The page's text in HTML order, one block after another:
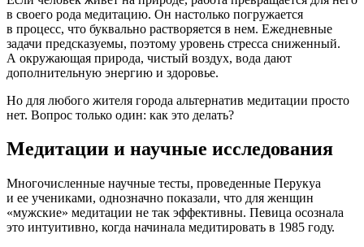
в своего рода медитацию. Он настолько погружается
в процесс, что буквально растворяется в нем. Ежедневные
задачи предсказуемы, поэтому уровень стресса сниженный.
А окружающая природа, чистый воздух, вода дают
дополнительную энергию и здоровье.
Но для любого жителя города альтернатив медитации просто
нет. Вопрос только один: как это делать?
Медитации и научные исследования
Многочисленные научные тесты, проведенные Перукуа
и ее учениками, однозначно показали, что для женщин
«мужские» медитации не так эффективны. Певица осознала
это интуитивно, когда начинала медитировать в 1985 году.